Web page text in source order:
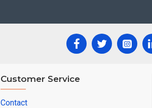
Customer Service
Contact